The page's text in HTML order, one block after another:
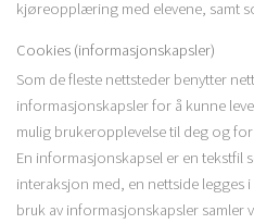
kjøreopplæring med elevene, samt
Cookies (informasjonskapsler)
Som de fleste nettsteder benytter
informasjonskapsler for å kunne
mulig brukeropplevelse til deg og
En informasjonskapsel er en tekstfil
interaksjon med, en nettside legges
bruk av informasjonskapsler samler